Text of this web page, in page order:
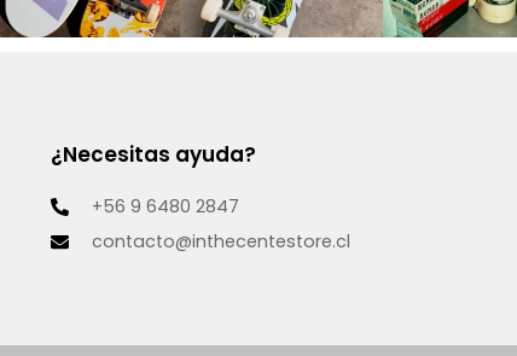
¿Necesitas ayuda?
+56 9 6480 2847
contacto@inthecentestore.cl